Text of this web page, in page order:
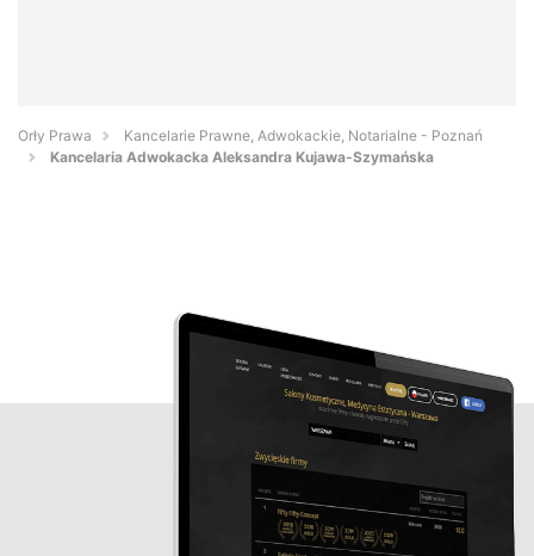
Orły Prawa
Kancelarie Prawne, Adwokackie, Notarialne - Poznań
Kancelaria Adwokacka Aleksandra Kujawa-Szymańska